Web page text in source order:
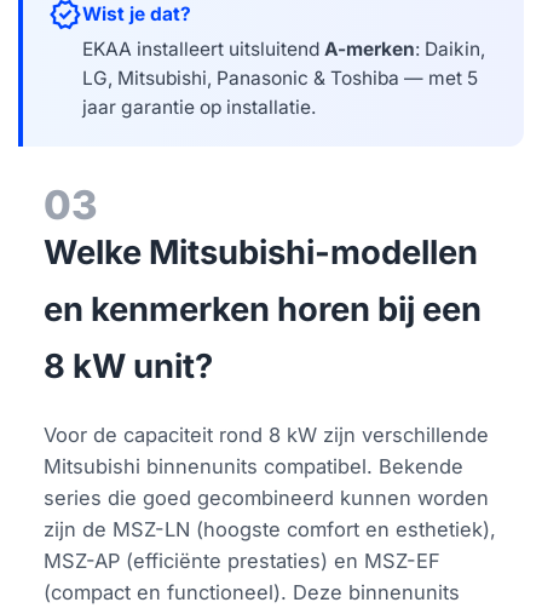
verifiedWist je dat?
EKAA installeert uitsluitendA-merken: Daikin,
LG, Mitsubishi, Panasonic & Toshiba — met 5
jaar garantie op installatie.
03
Welke Mitsubishi-modellen
en kenmerken horen bij een
8 kW unit?
Voor de capaciteit rond 8 kW zijn verschillende
Mitsubishi binnenunits compatibel. Bekende
series die goed gecombineerd kunnen worden
zijn de MSZ-LN (hoogste comfort en esthetiek),
MSZ-AP (efficiënte prestaties) en MSZ-EF
(compact en functioneel). Deze binnenunits